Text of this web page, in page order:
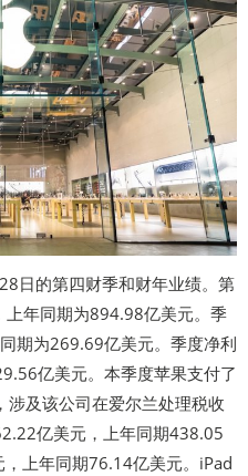
日的第四财季和财年业绩。第
年同期为894.98亿美元。季
期为269.69亿美元。季度净利
亿美元。本季度苹果支付了
及该公司在爱尔兰处理税收
亿美元，上年同期438.05
上年同期76.14亿美元。iPad